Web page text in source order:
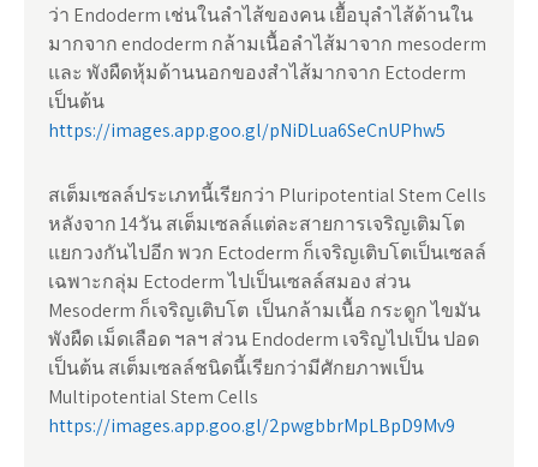
ว่า Endoderm เช่นในลำไส้ของคน เยื้อบุลำไส้ด้านใน
มากจาก endoderm กล้ามเนื้อลำไส้มาจาก mesoderm
และ พังผืดหุ้มด้านนอกของสำไส้มากจาก Ectoderm
เป็นต้น
https://images.app.goo.gl/pNiDLua6SeCnUPhw5
สเต็มเซลล์ประเภทนี้เรียกว่า Pluripotential Stem Cells
หลังจาก 14วัน สเต็มเซลล์แต่ละสายการเจริญเติมโต
แยกวงกันไปอีก พวก Ectoderm ก็เจริญเติบโตเป็นเซลล์
เฉพาะกลุ่ม Ectoderm ไปเป็นเซลล์สมอง ส่วน
Mesoderm ก็เจริญเติบโต เป็นกล้ามเนื้อ กระดูก ไขมัน
พังผืด เม็ดเลือด ฯลฯ ส่วน Endoderm เจริญไปเป็น ปอด
เป็นต้น สเต็มเซลล์ชนิดนี้เรียกว่ามีศักยภาพเป็น
Multipotential Stem Cells
https://images.app.goo.gl/2pwgbbrMpLBpD9Mv9